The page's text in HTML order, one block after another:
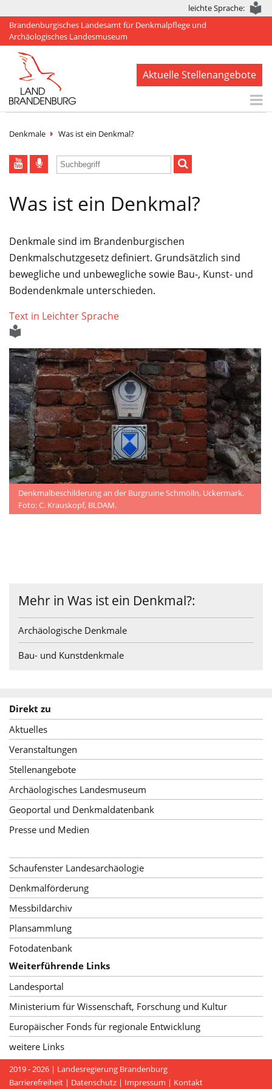
leichte Sprache:
Brandenburgisches Landesamt für Denkmalpflege und
Archäologisches Landesmuseum
Aktuelle Stellenangebote
BLDAM
Arbeitsbereiche
Publikationen
Service
Denkmale Was ist ein Denkmal?
Was ist ein Denkmal?
Denkmale sind im Brandenburgischen
Denkmalschutzgesetz definiert. Grundsätzlich sind
bewegliche und unbewegliche sowie Bau-, Kunst- und
Bodendenkmale unterschieden.
Text in Leichter Sprache
Denkmalbeschilderung an der Burgruine Schmölln, Uckermark.
Foto: C. Krauskopf, BLDAM.
Mehr in Was ist ein Denkmal?:
Archäologische Denkmale
Bau- und Kunstdenkmale
Direkt zu
Aktuelles
Veranstaltungen
Stellenangebote
Archäologisches Landesmuseum
Geoportal und Denkmaldatenbank
Presse und Medien
Schaufenster Landesarchäologie
Denkmalförderung
Messbildarchiv
Plansammlung
Fotodatenbank
Weiterführende Links
Landesportal
Ministerium für Wissenschaft, Forschung und Kultur
Europäischer Fonds für regionale Entwicklung
weitere Links
2019 - 2026 | Landesregierung Brandenburg
Barrierefreiheit | Datenschutz | Impressum | Kontakt